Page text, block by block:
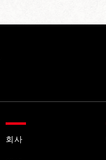
회사